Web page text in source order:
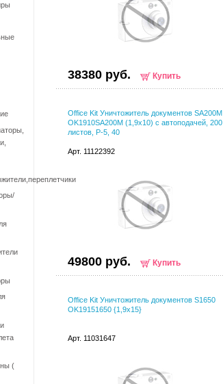
38380 руб. Купить
Office Kit Уничтожитель документов SA200M
OK1910SA200M (1,9x10) с автоподачей, 200
листов, P-5, 40
Арт. 11122392
49800 руб. Купить
Office Kit Уничтожитель документов S1650
OK19151650 {1,9x15}
Арт. 11031647
(